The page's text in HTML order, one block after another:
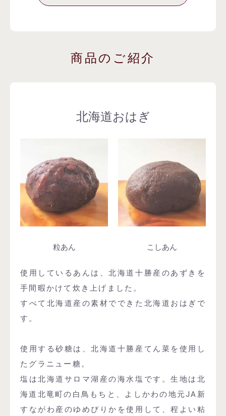
商品のご紹介
北海道おはぎ
粒あん こしあん
使用しているあんは、北海道十勝産のあずきを
手間暇かけて炊き上げました。
すべて北海道産の素材でできた北海道おはぎで
す。
使用する砂糖は、北海道十勝産てん菜を使用し
たグラニュー糖。
塩は北海道サロマ湖産の海水塩です。生地は北
海道北竜町の白鳥もちと、よしかわの地元JA新
すながわ産のゆめぴりかを使用して、程よい粘